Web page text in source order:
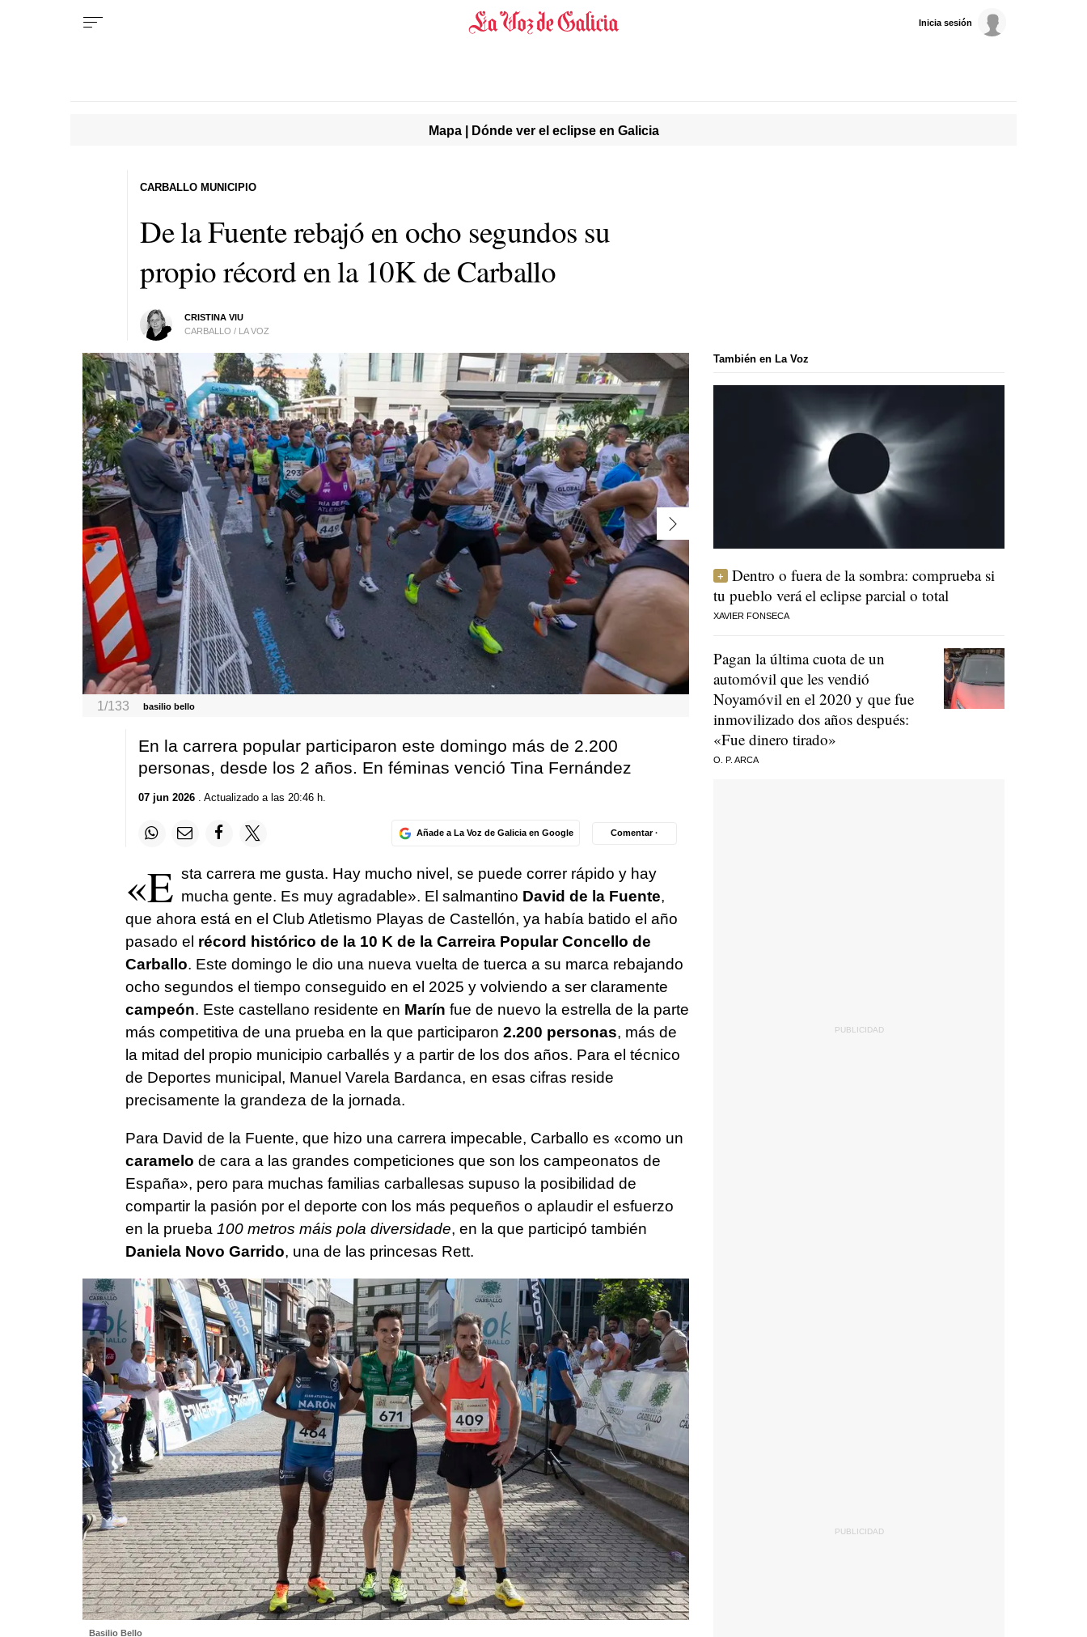
Inicia sesión
Mapa | Dónde ver el eclipse en Galicia
De la Fuente rebajó en ocho segundos su
propio récord en la 10K de Carballo
CRISTINA VIU
CARBALLO / LA VOZ
CARBALLO MUNICIPIO
1/133 basilio bello
En la carrera popular participaron este domingo más de 2.200
personas, desde los 2 años. En féminas venció Tina Fernández
07 jun 2026. Actualizado a las 20:46 h.
Añade a La Voz de Galicia en Google Comentar ·
«E sta carrera me gusta. Hay mucho nivel, se puede correr rápido y hay
mucha gente. Es muy agradable». El salmantino David de la Fuente,
que ahora está en el Club Atletismo Playas de Castellón, ya había batido el año
pasado el récord histórico de la 10 K de la Carreira Popular Concello de
Carballo. Este domingo le dio una nueva vuelta de tuerca a su marca rebajando
ocho segundos el tiempo conseguido en el 2025 y volviendo a ser claramente
campeón. Este castellano residente en Marín fue de nuevo la estrella de la parte
más competitiva de una prueba en la que participaron 2.200 personas, más de
la mitad del propio municipio carballés y a partir de los dos años. Para el técnico
de Deportes municipal, Manuel Varela Bardanca, en esas cifras reside
precisamente la grandeza de la jornada.
Para David de la Fuente, que hizo una carrera impecable, Carballo es «como un
caramelo de cara a las grandes competiciones que son los campeonatos de
España», pero para muchas familias carballesas supuso la posibilidad de
compartir la pasión por el deporte con los más pequeños o aplaudir el esfuerzo
en la prueba 100 metros máis pola diversidade, en la que participó también
Daniela Novo Garrido, una de las princesas Rett.
Basilio Bello
También en La Voz
Dentro o fuera de la sombra: comprueba si
tu pueblo verá el eclipse parcial o total
XAVIER FONSECA
Pagan la última cuota de un
automóvil que les vendió
Noyamóvil en el 2020 y que fue
inmovilizado dos años después:
«Fue dinero tirado»
O. P. ARCA